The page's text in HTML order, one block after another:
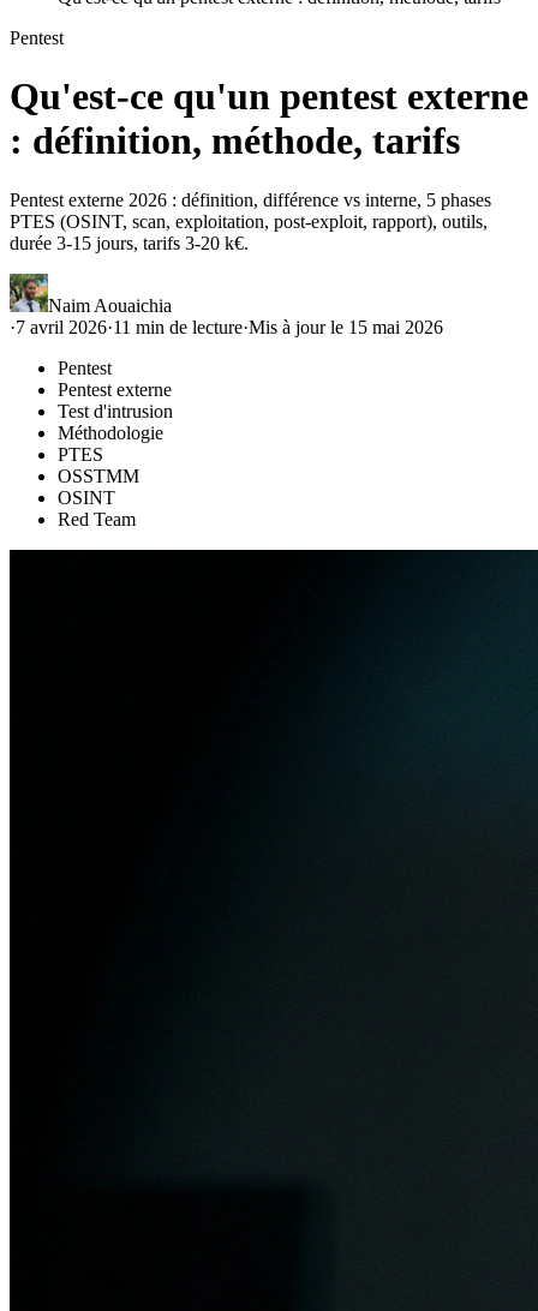
Pentest
Qu'est-ce qu'un pentest externe
: définition, méthode, tarifs
Pentest externe 2026 : définition, différence vs interne, 5 phases
PTES (OSINT, scan, exploitation, post-exploit, rapport), outils,
durée 3-15 jours, tarifs 3-20 k€.
Naim Aouaichia
·7 avril 2026·11 min de lecture·Mis à jour le 15 mai 2026
Pentest
Pentest externe
Test d'intrusion
Méthodologie
PTES
OSSTMM
OSINT
Red Team